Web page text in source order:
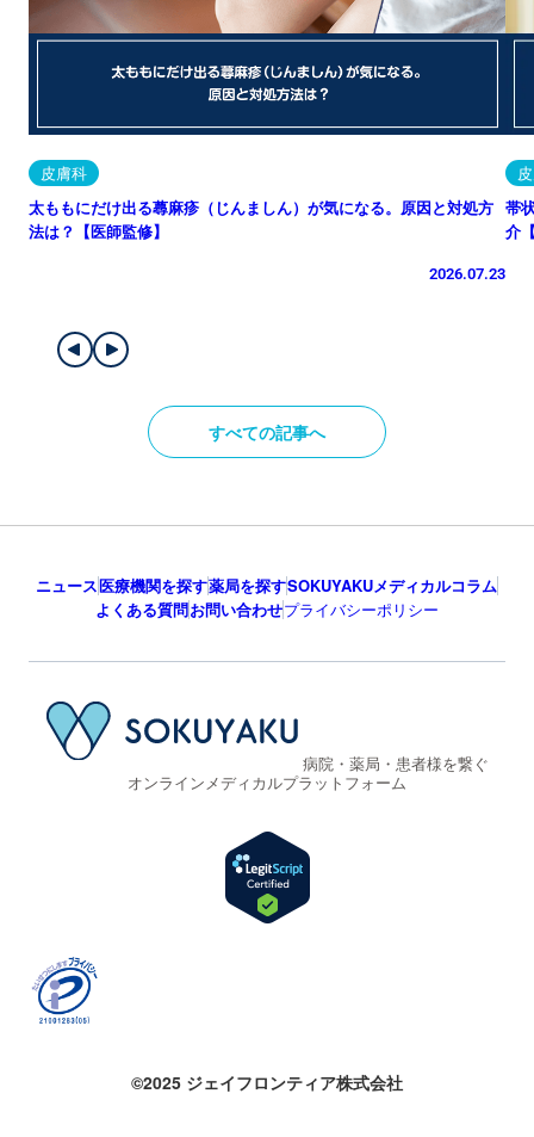
皮膚科
太ももにだけ出る蕁麻疹（じんましん）が気になる。原因と対処方
法は？【医師監修】
2026.07.23
帯
介
すべての記事へ
ニュース医療機関を探す薬局を探すSOKUYAKUメディカルコラム
よくある質問お問い合わせプライバシーポリシー
病院・薬局・患者様を繋ぐ
オンラインメディカルプラットフォーム
©2025 ジェイフロンティア株式会社